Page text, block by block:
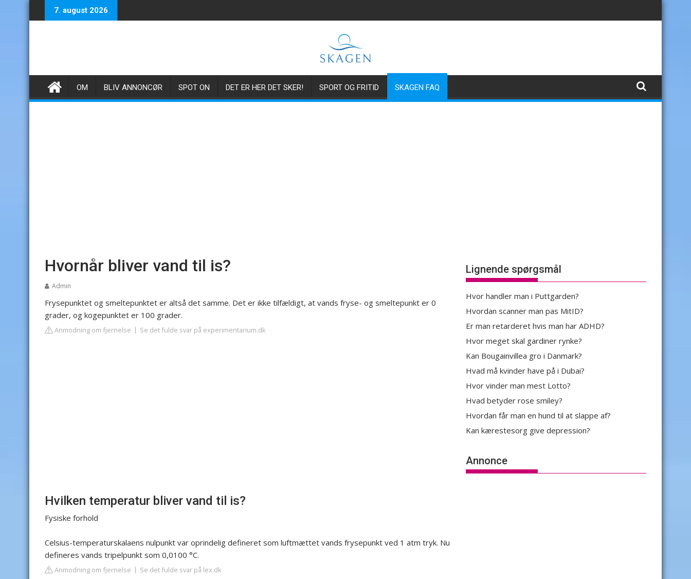
to
7. august 2026
OM BLIV ANNONCØR SPOT ON DET ER HER DET SKER! SPORT OG FRITID SKAGEN FAQ
Hvornår bliver vand til is?
Admin
Frysepunktet og smeltepunktet er altså det samme. Det er ikke tilfældigt, at vands fryse- og smeltepunkt er 0
grader, og kogepunktet er 100 grader.
Anmodning om fjernelse Se det fulde svar på experimentarium.dk
Hvilken temperatur bliver vand til is?
Fysiske forhold
Celsius-temperaturskalaens nulpunkt var oprindelig defineret som luftmættet vands frysepunkt ved 1 atm tryk. Nu
defineres vands tripelpunkt som 0,0100 °C.
Anmodning om fjernelse Se det fulde svar på lex.dk
Lignende spørgsmål
Hvor handler man i Puttgarden?
Hvordan scanner man pas MitID?
Er man retarderet hvis man har ADHD?
Hvor meget skal gardiner rynke?
Kan Bougainvillea gro i Danmark?
Hvad må kvinder have på i Dubai?
Hvor vinder man mest Lotto?
Hvad betyder rose smiley?
Hvordan får man en hund til at slappe af?
Kan kærestesorg give depression?
Annonce